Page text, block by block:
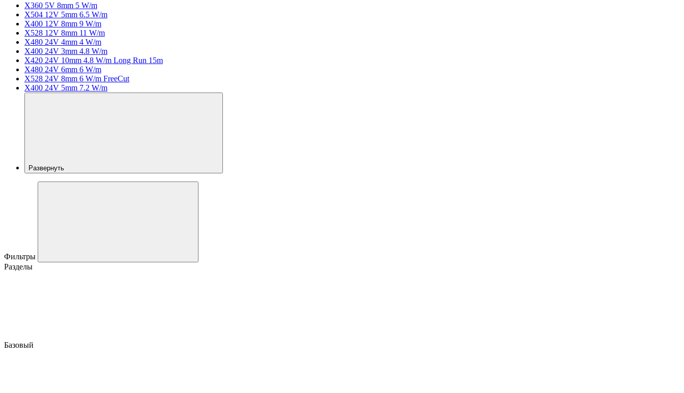
X360 5V 8mm 5 W/m
X504 12V 5mm 6.5 W/m
X400 12V 8mm 9 W/m
X528 12V 8mm 11 W/m
X480 24V 4mm 4 W/m
X400 24V 3mm 4.8 W/m
X420 24V 10mm 4.8 W/m Long Run 15m
X480 24V 6mm 6 W/m
X528 24V 8mm 6 W/m FreeCut
X400 24V 5mm 7.2 W/m
Развернуть
Фильтры
Разделы
Базовый